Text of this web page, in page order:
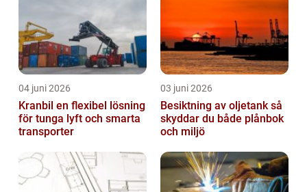
04 juni 2026
Kranbil en flexibel lösning
för tunga lyft och smarta
transporter
03 juni 2026
Besiktning av oljetank så
skyddar du både plånbok
och miljö